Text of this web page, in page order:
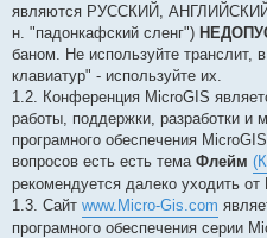
являются РУССКИЙ,
н. "падонкафский сленг")
баном. Не используйте транслит,
клавиатур" - используйте их.
1.2. Конференция MicroGIS
работы, поддержки, разработки и
програмного обеспечения
вопросов есть есть тема Флейм
рекомендуется далеко уходить
1.3. Сайт www.Micro-Gis.com
програмного обеспечения серии